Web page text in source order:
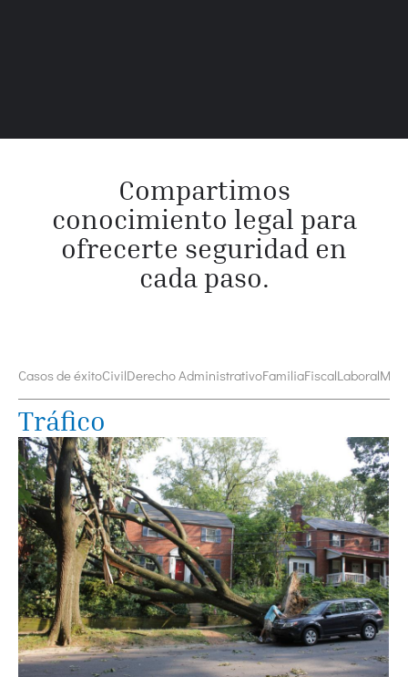
Compartimos
conocimiento legal para
ofrecerte seguridad en
cada paso.
Casos de éxitoCivilDerecho AdministrativoFamiliaFiscalLaboral
Tráfico